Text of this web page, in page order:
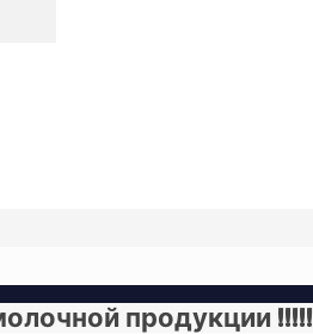
продукции !!!!!